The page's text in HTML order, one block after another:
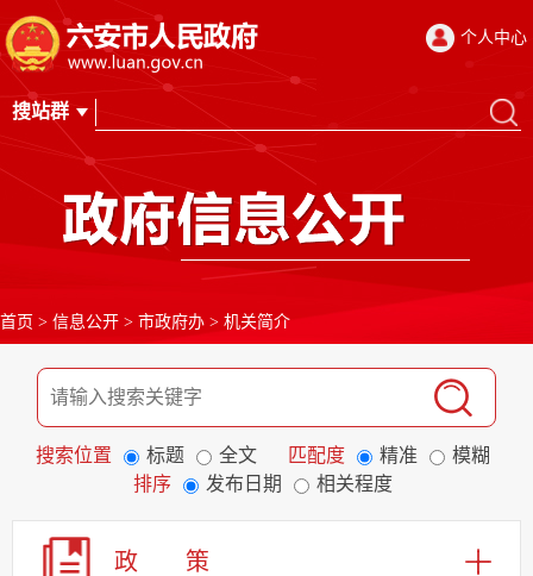
个人中心
首页 > 信息公开 > 市政府办 > 机关简介
搜索位置 标题 全文 匹配度 精准
模糊
排序
发布日期 相关程度
政 策